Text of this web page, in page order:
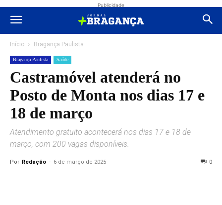
Publicidade
Início Bragança Paulista
Bragança Paulista Saúde
Castramóvel atenderá no
Posto de Monta nos dias 17 e
18 de março
Atendimento gratuito acontecerá nos dias 17 e 18 de
março, com 200 vagas disponíveis.
Por Redação - 6 de março de 2025 0